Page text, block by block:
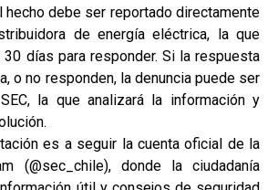
hecho debe ser reportado directamente
de energía eléctrica, la que
días para responder. Si la respuesta
o no responden, la denuncia puede ser
la que analizará la información y
es a seguir la cuenta oficial de la
(@sec_chile), donde la ciudadanía